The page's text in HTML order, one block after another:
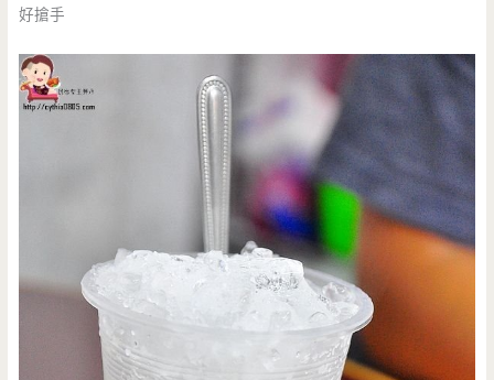
好搶手